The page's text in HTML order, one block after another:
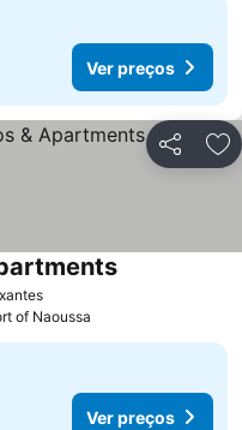
Ver preços
Partilhar
Ver preços
Ver preços
of Naoussa
Ver preços